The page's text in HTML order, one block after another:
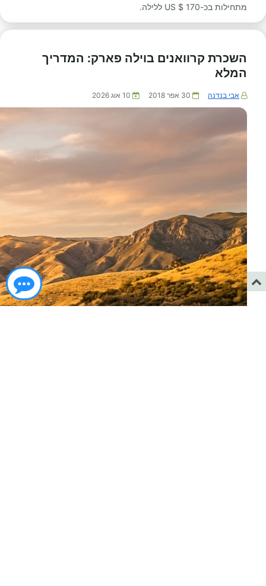
מתחילות בכ-170 $ US ללילה.
השכרת קרוואנים בוילה פארק: המדריך
המלא
אבי בנדנה 30 אפר 2018 10 אוג 2026